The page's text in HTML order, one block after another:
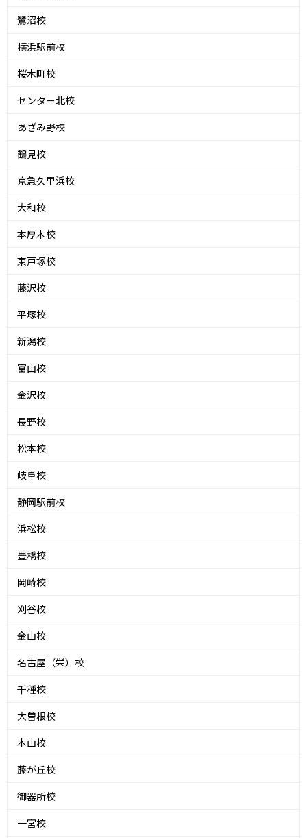
鷺沼校
横浜駅前校
桜木町校
センター北校
あざみ野校
鶴見校
京急久里浜校
大和校
本厚木校
東戸塚校
藤沢校
平塚校
新潟校
富山校
金沢校
長野校
松本校
岐阜校
静岡駅前校
浜松校
豊橋校
岡崎校
刈谷校
金山校
名古屋（栄）校
千種校
大曽根校
本山校
藤が丘校
御器所校
一宮校